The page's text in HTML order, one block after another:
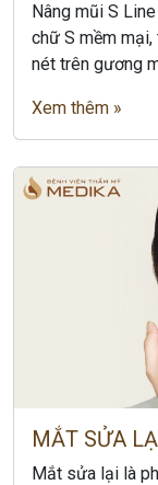
Nâng mũi S
chữ S mềm
nét trên gương
Xem thêm »
MẮT SỬA
Mắt sửa lại là